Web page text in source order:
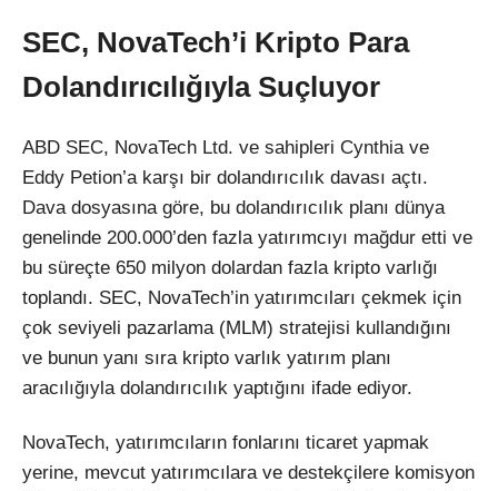
SEC, NovaTech’i Kripto Para
Dolandırıcılığıyla Suçluyor
ABD SEC, NovaTech Ltd. ve sahipleri Cynthia ve
Eddy Petion’a karşı bir dolandırıcılık davası açtı.
Dava dosyasına göre, bu dolandırıcılık planı dünya
genelinde 200.000’den fazla yatırımcıyı mağdur etti ve
bu süreçte 650 milyon dolardan fazla kripto varlığı
toplandı. SEC, NovaTech’in yatırımcıları çekmek için
çok seviyeli pazarlama (MLM) stratejisi kullandığını
ve bunun yanı sıra kripto varlık yatırım planı
aracılığıyla dolandırıcılık yaptığını ifade ediyor.
NovaTech, yatırımcıların fonlarını ticaret yapmak
yerine, mevcut yatırımcılara ve destekçilere komisyon